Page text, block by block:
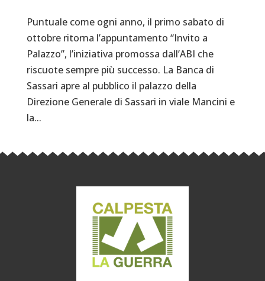
Puntuale come ogni anno, il primo sabato di
ottobre ritorna l’appuntamento “Invito a
Palazzo”, l’iniziativa promossa dall’ABI che
riscuote sempre più successo. La Banca di
Sassari apre al pubblico il palazzo della
Direzione Generale di Sassari in viale Mancini e
la...